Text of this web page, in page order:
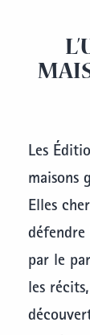
Les
maisons
Elles
par le
les